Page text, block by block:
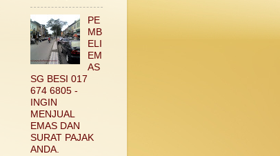
PE
MB
ELI
EM
AS
SG BESI 017
674 6805 -
INGIN
MENJUAL
EMAS DAN
SURAT PAJAK
ANDA.